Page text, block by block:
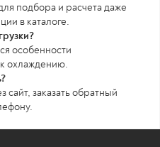
подбора и расчета даже
в каталоге.
особенности
охлаждению.
сайт, заказать обратный